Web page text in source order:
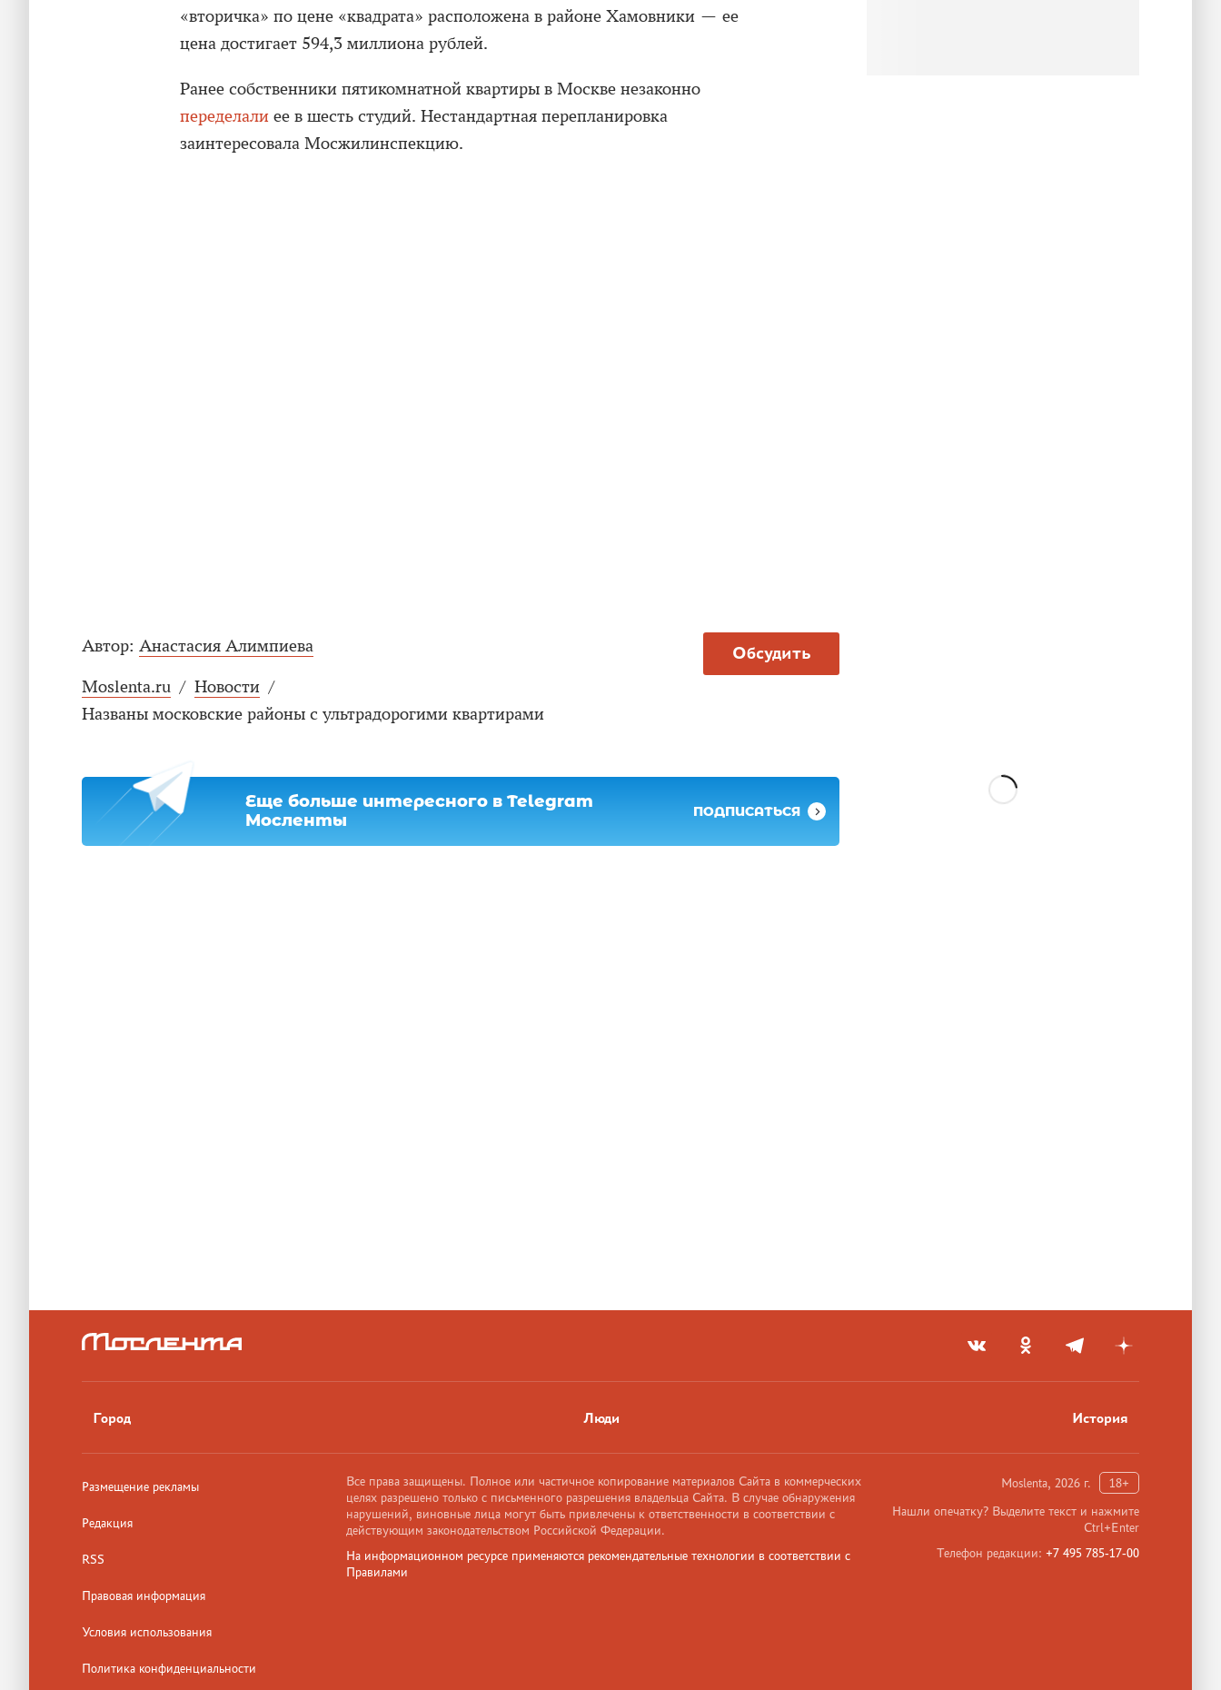
«вторичка» по цене «квадрата» расположена в районе Хамовники — ее
цена достигает 594,3 миллиона рублей.
Ранее собственники пятикомнатной квартиры в Москве незаконно
переделали ее в шесть студий. Нестандартная перепланировка
заинтересовала Мосжилинспекцию.
Обсудить
Автор: Анастасия Алимпиева
Moslenta.ru / Новости /
Названы московские районы с ультрадорогими квартирами
Еще больше интересного в Telegram
Мосленты
ПОДПИСАТЬСЯ
Город Люди История
Размещение рекламы
Редакция
RSS
Правовая информация
Условия использования
Политика конфиденциальности
Moslenta, 2026 г.
18+
Нашли опечатку? Выделите текст и нажмите
Ctrl+Enter
Телефон редакции: +7 495 785-17-00
Все права защищены. Полное или частичное копирование материалов Сайта в коммерческих
целях разрешено только с письменного разрешения владельца Сайта. В случае обнаружения
нарушений, виновные лица могут быть привлечены к ответственности в соответствии с
действующим законодательством Российской Федерации.
На информационном ресурсе применяются рекомендательные технологии в соответствии с
Правилами